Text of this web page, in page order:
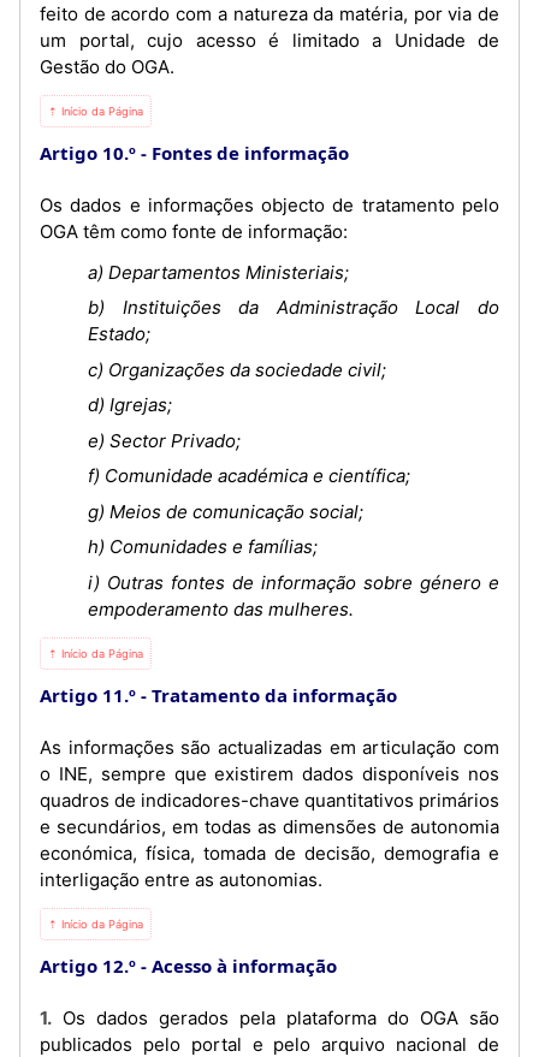
feito de acordo com a natureza da matéria, por via de
um portal, cujo acesso é limitado a Unidade de
Gestão do OGA.
⇡ Início da Página
Artigo 10.º Fontes de informação
Os dados e informações objecto de tratamento pelo
OGA têm como fonte de informação:
a) Departamentos Ministeriais;
b) Instituições da Administração Local do
Estado;
c) Organizações da sociedade civil;
d) Igrejas;
e) Sector Privado;
f) Comunidade académica e científica;
g) Meios de comunicação social;
h) Comunidades e famílias;
i) Outras fontes de informação sobre género e
empoderamento das mulheres.
⇡ Início da Página
Artigo 11.º Tratamento da informação
As informações são actualizadas em articulação com
o INE, sempre que existirem dados disponíveis nos
quadros de indicadores-chave quantitativos primários
e secundários, em todas as dimensões de autonomia
económica, física, tomada de decisão, demografia e
interligação entre as autonomias.
⇡ Início da Página
Artigo 12.º Acesso à informação
1. Os dados gerados pela plataforma do OGA são
publicados pelo portal e pelo arquivo nacional de